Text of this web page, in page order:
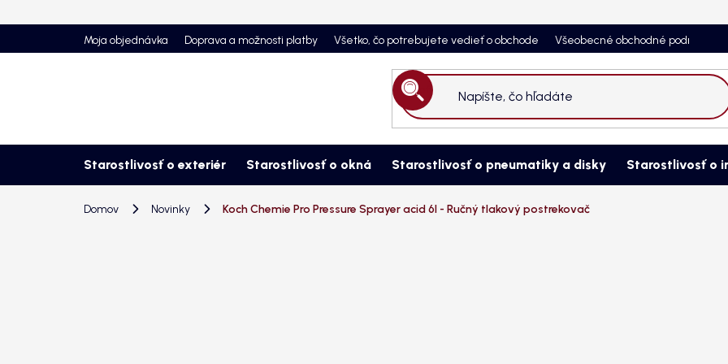
na
Moja objednávka Doprava a možnosti platby Všetko, čo potrebujete vedieť o obchode Všeobecné obchodné podmienky
Hľadať
Starostlivosť o exteriér Starostlivosť o okná Starostlivosť o pneumatiky a disky Starostlivosť o
Domov Novinky Koch Chemie Pro Pressure Sprayer acid 6l - Ručný tlakový postrekovač